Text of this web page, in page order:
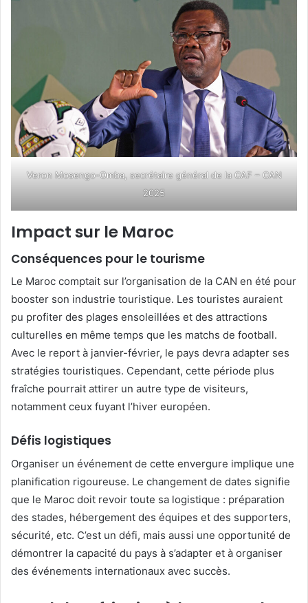
Veron Mosengo-Omba, secrétaire général de la CAF – CAN
2025
Impact sur le Maroc
Conséquences pour le tourisme
Le Maroc comptait sur l’organisation de la CAN en été pour
booster son industrie touristique. Les touristes auraient
pu profiter des plages ensoleillées et des attractions
culturelles en même temps que les matchs de football.
Avec le report à janvier-février, le pays devra adapter ses
stratégies touristiques. Cependant, cette période plus
fraîche pourrait attirer un autre type de visiteurs,
notamment ceux fuyant l’hiver européen.
Défis logistiques
Organiser un événement de cette envergure implique une
planification rigoureuse. Le changement de dates signifie
que le Maroc doit revoir toute sa logistique : préparation
des stades, hébergement des équipes et des supporters,
sécurité, etc. C’est un défi, mais aussi une opportunité de
démontrer la capacité du pays à s’adapter et à organiser
des événements internationaux avec succès.